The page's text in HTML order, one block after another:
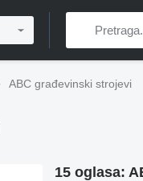
ABC građevinski strojevi
15 oglasa: